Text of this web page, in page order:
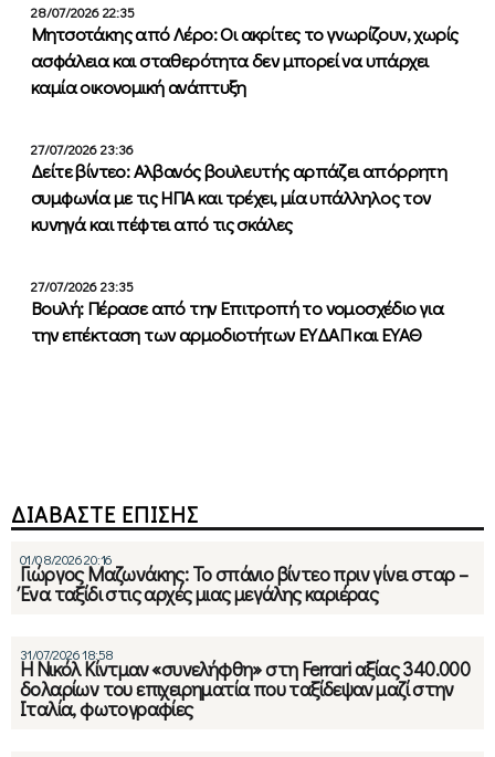
28/07/2026 22:35
Μητσοτάκης από Λέρο: Οι ακρίτες το γνωρίζουν, χωρίς
ασφάλεια και σταθερότητα δεν μπορεί να υπάρχει
καμία οικονομική ανάπτυξη
27/07/2026 23:36
Δείτε βίντεο: Αλβανός βουλευτής αρπάζει απόρρητη
συμφωνία με τις ΗΠΑ και τρέχει, μία υπάλληλος τον
κυνηγά και πέφτει από τις σκάλες
27/07/2026 23:35
Βουλή: Πέρασε από την Επιτροπή το νομοσχέδιο για
την επέκταση των αρμοδιοτήτων ΕΥΔΑΠ και ΕΥΑΘ
ΔΙΑΒΑΣΤΕ ΕΠΙΣΗΣ
01/08/2026 20:16
Γιώργος Μαζωνάκης: Το σπάνιο βίντεο πριν γίνει σταρ –
Ένα ταξίδι στις αρχές μιας μεγάλης καριέρας
31/07/2026 18:58
Η Νικόλ Κίντμαν «συνελήφθη» στη Ferrari αξίας 340.000
δολαρίων του επιχειρηματία που ταξίδεψαν μαζί στην
Ιταλία, φωτογραφίες